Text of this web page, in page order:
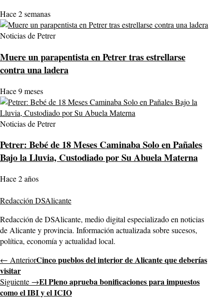
Hace 2 semanas
Noticias de Petrer
Muere un parapentista en Petrer tras estrellarse
contra una ladera
Hace 9 meses
Noticias de Petrer
Petrer: Bebé de 18 Meses Caminaba Solo en Pañales
Bajo la Lluvia, Custodiado por Su Abuela Materna
Hace 2 años
Redacción DSAlicante
Redacción de DSAlicante, medio digital especializado en noticias
de Alicante y provincia. Información actualizada sobre sucesos,
política, economía y actualidad local.
← AnteriorCinco pueblos del interior de Alicante que deberías
visitar
Siguiente →El Pleno aprueba bonificaciones para impuestos
como el IBI y el ICIO